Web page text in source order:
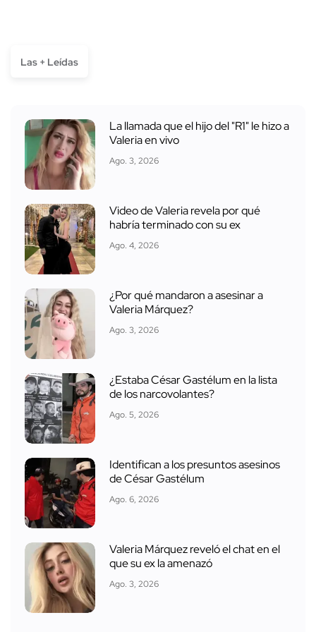
Las + Leídas
La llamada que el hijo del "R1" le hizo a
Valeria en vivo
Ago. 3, 2026
Video de Valeria revela por qué
habría terminado con su ex
Ago. 4, 2026
¿Por qué mandaron a asesinar a
Valeria Márquez?
Ago. 3, 2026
¿Estaba César Gastélum en la lista
de los narcovolantes?
Ago. 5, 2026
Identifican a los presuntos asesinos
de César Gastélum
Ago. 6, 2026
Valeria Márquez reveló el chat en el
que su ex la amenazó
Ago. 3, 2026